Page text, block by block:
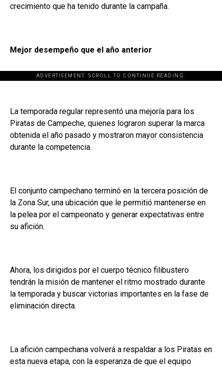
crecimiento que ha tenido durante la campaña.
Mejor desempeño que el año anterior
ADVERTISEMENT. SCROLL TO CONTINUE READING.
La temporada regular representó una mejoría para los
Piratas de Campeche, quienes lograron superar la marca
obtenida el año pasado y mostraron mayor consistencia
durante la competencia.
El conjunto campechano terminó en la tercera posición de
la Zona Sur, una ubicación que le permitió mantenerse en
la pelea por el campeonato y generar expectativas entre
su afición.
Ahora, los dirigidos por el cuerpo técnico filibustero
tendrán la misión de mantener el ritmo mostrado durante
la temporada y buscar victorias importantes en la fase de
eliminación directa.
La afición campechana volverá a respaldar a los Piratas en
esta nueva etapa, con la esperanza de que el equipo